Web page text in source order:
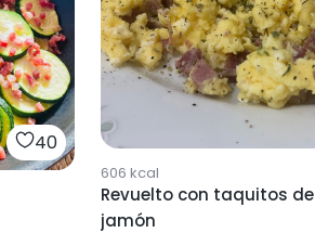
40
606 kcal
Revuelto con taquitos de
jamón